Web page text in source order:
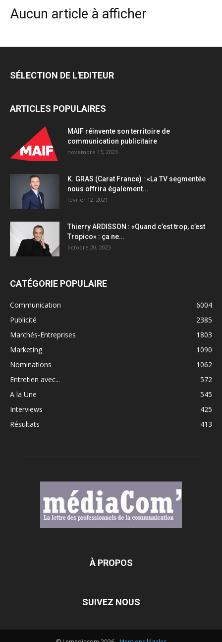
Aucun article à afficher
SÉLECTION DE L'EDITEUR
ARTICLES POPULAIRES
MAIF réinvente son territoire de
communication publicitaire
novembre 15, 2023
K. GRAS (Carat France) : «La TV segmentée
nous offrira également...
février 12, 2021
Thierry ARDISSON : «Quand c’est trop, c’est
Tropico» : ça ne...
octobre 20, 2023
CATÉGORIE POPULAIRE
Communication
6004
Publicité
2385
Marchés-Entreprises
1803
Marketing
1090
Nominations
1062
Entretien avec...
572
A la Une
545
Interviews
425
Résultats
413
À PROPOS
SUIVEZ NOUS